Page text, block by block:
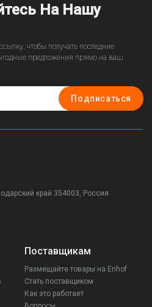
На Нашу
чтобы получать последние
предложения прямо на ваш
Подписаться
край 354003, Россия
Поставщикам
Размещайте товары на Enhof
Стать поставщиком
Как это работает